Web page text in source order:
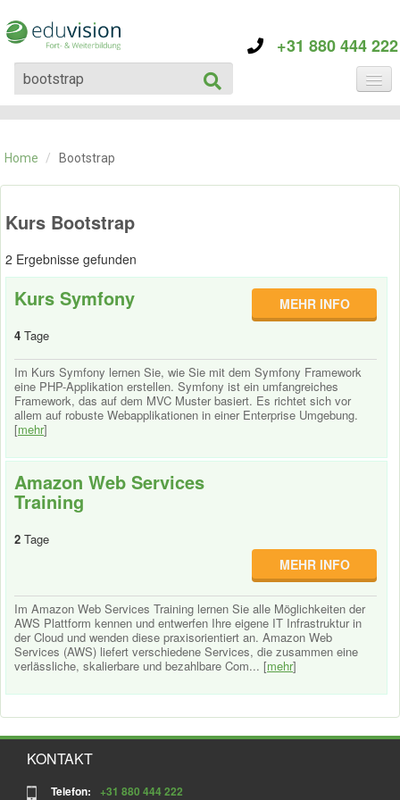
+31 880 444 222
KATEGORIE
ÜBER EDUVISION
KONTAKT
Home / Bootstrap
Kurs Bootstrap
2 Ergebnisse gefunden
Kurs Symfony
4 Tage
MEHR INFO
Im Kurs Symfony lernen Sie, wie Sie mit dem Symfony Framework
eine PHP-Applikation erstellen. Symfony ist ein umfangreiches
Framework, das auf dem MVC Muster basiert. Es richtet sich vor
allem auf robuste Webapplikationen in einer Enterprise Umgebung.
[mehr]
Amazon Web Services
Training
2 Tage
MEHR INFO
Im Amazon Web Services Training lernen Sie alle Möglichkeiten der
AWS Plattform kennen und entwerfen Ihre eigene IT Infrastruktur in
der Cloud und wenden diese praxisorientiert an. Amazon Web
Services (AWS) liefert verschiedene Services, die zusammen eine
verlässliche, skalierbare und bezahlbare Com... [mehr]
KONTAKT
Telefon: +31 880 444 222